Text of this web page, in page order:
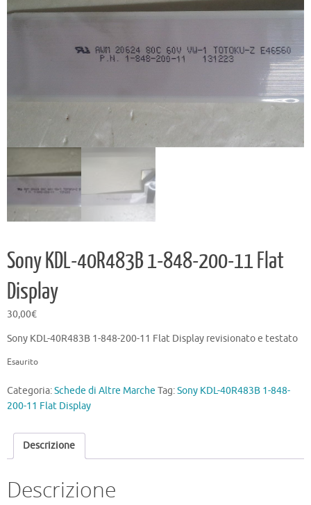
Sony KDL-40R483B 1-848-200-11 Flat
Display
30,00€
Sony KDL-40R483B 1-848-200-11 Flat Display revisionato e testato
Esaurito
Categoria:Schede di Altre Marche Tag:Sony KDL-40R483B 1-848-
200-11 Flat Display
Descrizione
Descrizione